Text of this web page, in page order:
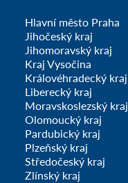
Hlavní město Praha
Jihočeský kraj
Jihomoravský kraj
Kraj Vysočina
Královéhradecký kraj
Liberecký kraj
Moravskoslezský kraj
Olomoucký kraj
Pardubický kraj
Plzeňský kraj
Středočeský kraj
Zlínský kraj